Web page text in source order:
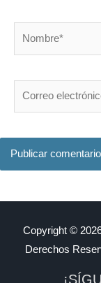
electrónico*
Copyright ©
Derechos